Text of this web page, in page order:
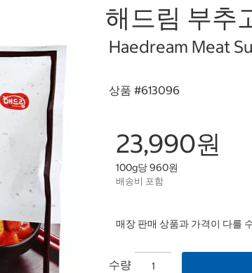
해드림 부추
Haedream Meat
상품 #613096
23,990원
100g당 960원
배송비 포함
매장 판매 상품과 가격이 다를
수량